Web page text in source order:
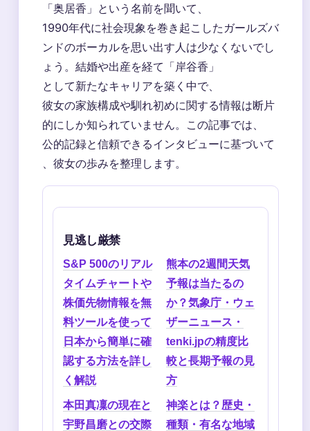
「奥居香」という名前を聞いて、
1990年代に社会現象を巻き起こしたガールズバ
ンドのボーカルを思い出す人は少なくないでし
ょう。結婚や出産を経て「岸谷香」
として新たなキャリアを築く中で、
彼女の家族構成や馴れ初めに関する情報は断片
的にしか知られていません。この記事では、
公的記録と信頼できるインタビューに基づいて
、彼女の歩みを整理します。
見逃し厳禁
S&P 500のリアル
タイムチャートや
株価先物情報を無
料ツールを使って
日本から簡単に確
認する方法を詳し
く解説
熊本の2週間天気
予報は当たるの
か？気象庁・ウェ
ザーニュース・
tenki.jpの精度比
較と長期予報の見
方
本田真凜の現在と
宇野昌磨との交際
神楽とは？歴史・
種類・有名な地域